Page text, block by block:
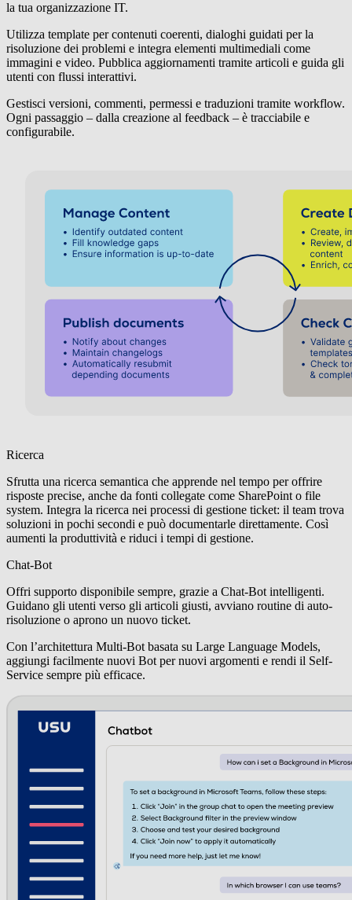
la tua organizzazione IT.
Utilizza template per contenuti coerenti, dialoghi guidati per la
risoluzione dei problemi e integra elementi multimediali come
immagini e video. Pubblica aggiornamenti tramite articoli e guida gli
utenti con flussi interattivi.
Gestisci versioni, commenti, permessi e traduzioni tramite workflow.
Ogni passaggio – dalla creazione al feedback – è tracciabile e
configurabile.
Ricerca
Sfrutta una ricerca semantica che apprende nel tempo per offrire
risposte precise, anche da fonti collegate come SharePoint o file
system. Integra la ricerca nei processi di gestione ticket: il team trova
soluzioni in pochi secondi e può documentarle direttamente. Così
aumenti la produttività e riduci i tempi di gestione.
Chat-Bot
Offri supporto disponibile sempre, grazie a Chat-Bot intelligenti.
Guidano gli utenti verso gli articoli giusti, avviano routine di auto-
risoluzione o aprono un nuovo ticket.
Con l’architettura Multi-Bot basata su Large Language Models,
aggiungi facilmente nuovi Bot per nuovi argomenti e rendi il Self-
Service sempre più efficace.